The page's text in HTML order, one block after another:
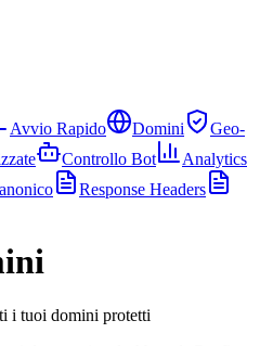
Avvio Rapido Domini
Geo-
Controllo Bot
Analytics
Response Headers
i tuoi domini protetti